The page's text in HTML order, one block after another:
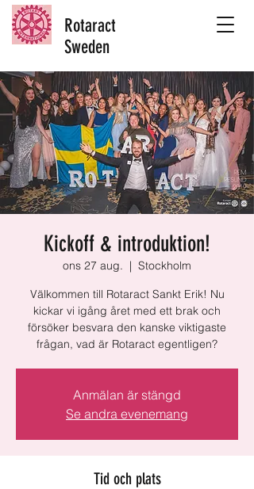
Rotaract
Sweden
Kickoff & introduktion!
ons 27 aug.
  |
Stockholm
Välkommen till Rotaract Sankt Erik! Nu
kickar vi igång året med ett brak och
försöker besvara den kanske viktigaste
frågan, vad är Rotaract egentligen?
Anmälan är stängd
Se andra evenemang
Tid och plats